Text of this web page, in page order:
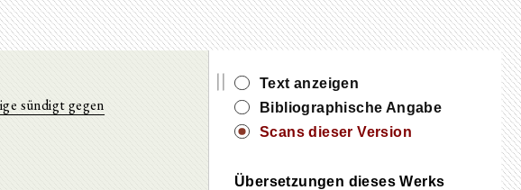
sündigt gegen
||
Text anzeigen
Bibliographische Angabe
Scans dieser Version
Übersetzungen dieses Werks